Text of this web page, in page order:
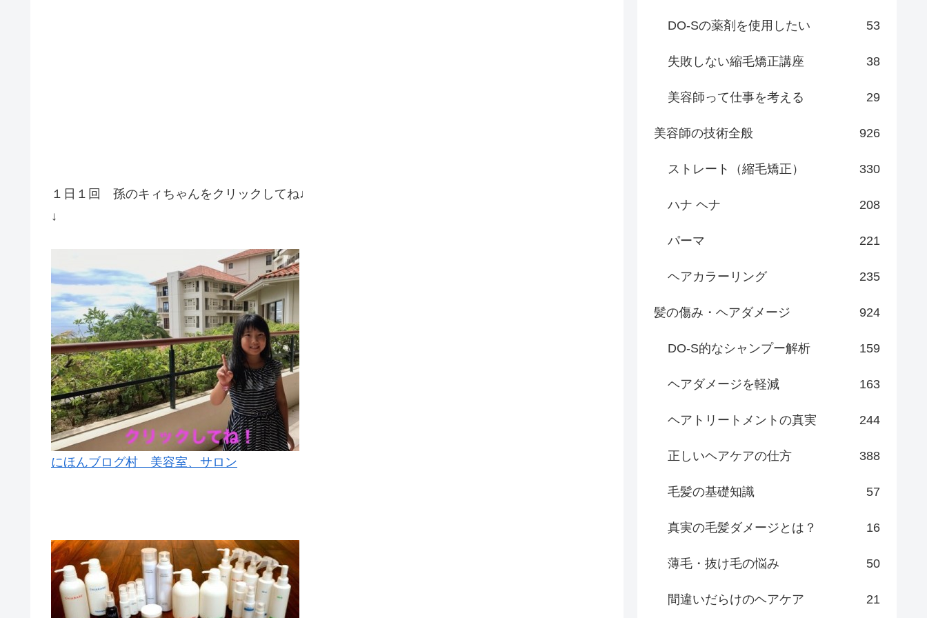
１日１回 孫のキィちゃんをクリックしてね♩
↓
にほんブログ村 美容室、サロン
DO-Sの薬剤を使用したい 53
失敗しない縮毛矯正講座 38
美容師って仕事を考える 29
美容師の技術全般 926
ストレート（縮毛矯正） 330
ハナ ヘナ 208
パーマ 221
ヘアカラーリング 235
髪の傷み・ヘアダメージ 924
DO-S的なシャンプー解析 159
ヘアダメージを軽減 163
ヘアトリートメントの真実 244
正しいヘアケアの仕方 388
毛髪の基礎知識 57
真実の毛髪ダメージとは？ 16
薄毛・抜け毛の悩み 50
間違いだらけのヘアケア 21